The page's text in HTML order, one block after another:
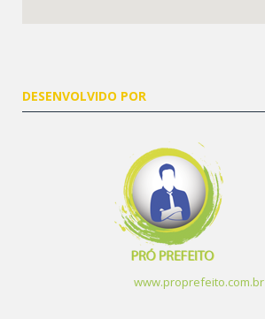
DESENVOLVIDO POR
www.proprefeito.com.br